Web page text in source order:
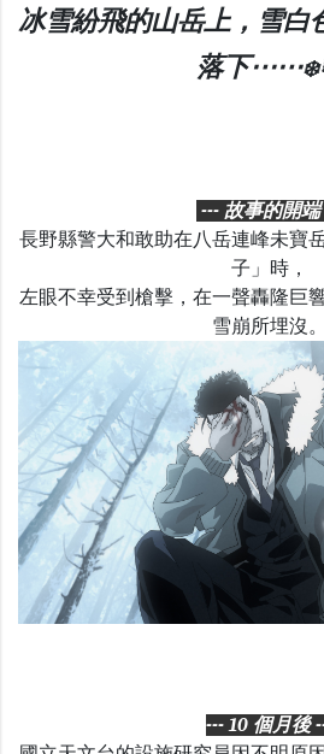
冰雪紛飛的山岳上，雪白
落下⋯⋯❄️
--- 故事的開端
長野縣警大和敢助在八岳連峰未寶
子」時，
左眼不幸受到槍擊，在一聲轟隆巨
雪崩所埋沒。
--- 10 個月後